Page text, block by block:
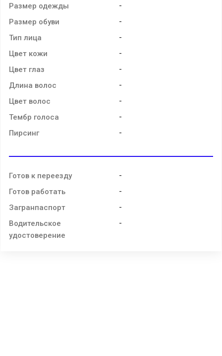
Размер одежды -
Размер обуви -
Тип лица -
Цвет кожи -
Цвет глаз -
Длина волос -
Цвет волос -
Тембр голоса -
Пирсинг -
Готов к переезду -
Готов работать -
Загранпаспорт -
Водительское
удостоверение
-